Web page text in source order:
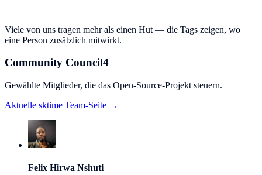
Viele von uns tragen mehr als einen Hut — die Tags zeigen, wo
eine Person zusätzlich mitwirkt.
Community Council4
Gewählte Mitglieder, die das Open-Source-Projekt steuern.
Aktuelle sktime Team-Seite →
Felix Hirwa Nshuti